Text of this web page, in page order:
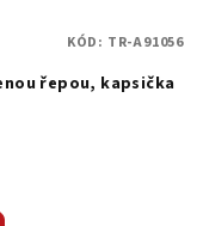
řepou, kapsička
KÓD: TR-A91056